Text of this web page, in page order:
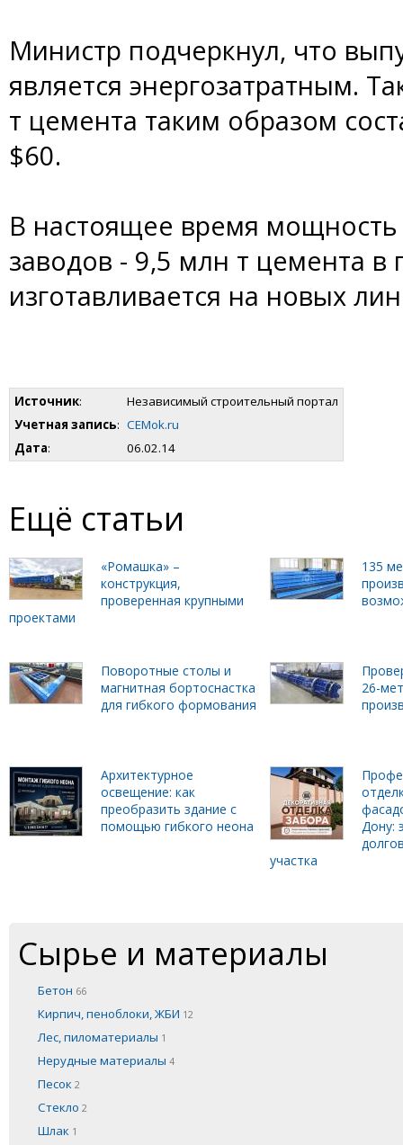
Министр подчеркнул, что
является энергозатратным.
т цемента таким образом
$60.
В настоящее время
заводов - 9,5 млн т цемента в
изготавливается на новых
Источник:
Hезависимый строительный портал
Учетная запись: CEMok.ru
Дата: 06.02.14
Ещё статьи
«Ромашка» –
конструкция,
проверенная крупными
проектами
135
Поворотные столы и
магнитная бортоснастка
для гибкого формования
26-
Архитектурное
освещение: как
преобразить здание с
помощью гибкого неона
Дону:
участка
Сырье и материалы
Бетон 66
Кирпич, пеноблоки, ЖБИ 12
Лес, пиломатериалы 1
Нерудные материалы 4
Песок 2
Стекло 2
Шлак 1